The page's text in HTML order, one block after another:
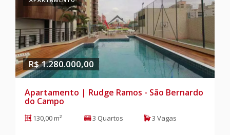
R$ 1.280.000,00
Apartamento | Rudge Ramos - São Bernardo
do Campo
130,00 m² 3 Quartos 3 Vagas